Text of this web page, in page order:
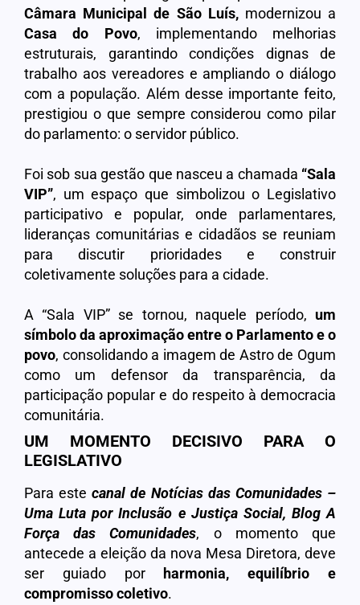
Câmara Municipal de São Luís, modernizou a
Casa do Povo, implementando melhorias
estruturais, garantindo condições dignas de
trabalho aos vereadores e ampliando o diálogo
com a população. Além desse importante feito,
prestigiou o que sempre considerou como pilar
do parlamento: o servidor público.
Foi sob sua gestão que nasceu a chamada “Sala
VIP”, um espaço que simbolizou o Legislativo
participativo e popular, onde parlamentares,
lideranças comunitárias e cidadãos se reuniam
para discutir prioridades e construir
coletivamente soluções para a cidade.
A “Sala VIP” se tornou, naquele período, um
símbolo da aproximação entre o Parlamento e o
povo, consolidando a imagem de Astro de Ogum
como um defensor da transparência, da
participação popular e do respeito à democracia
comunitária.
UM MOMENTO DECISIVO PARA O
LEGISLATIVO
Para estecanal de Notícias das Comunidades –
Uma Luta por Inclusão e Justiça Social, Blog A
Força das Comunidades, o momento que
antecede a eleição da nova Mesa Diretora, deve
ser guiado por
harmonia, equilíbrio e
compromisso coletivo.